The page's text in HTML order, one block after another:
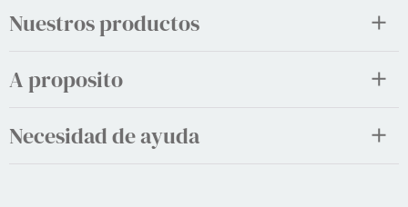
Nuestros productos
A proposito
Necesidad de ayuda